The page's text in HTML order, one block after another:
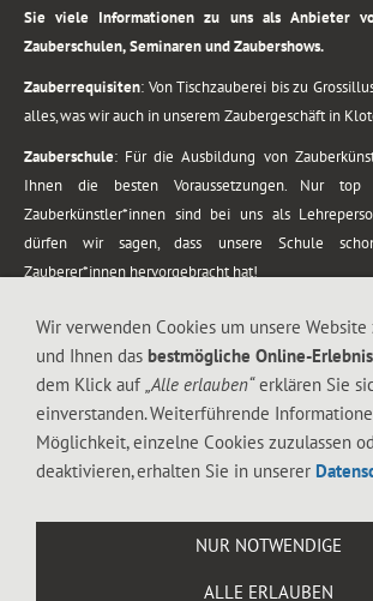
Sie viele Informationen zu uns als Anbieter
Zauberschulen, Seminaren und Zaubershows.
Zauberrequisiten: Von Tischzauberei bis zu
alles, was wir auch in unserem Zaubergeschäft in
Zauberschule: Für die Ausbildung von
Ihnen die besten Voraussetzungen. Nur top
Zauberkünstler*innen sind bei uns als
dürfen wir sagen, dass unsere Schule
Zauberer*innen hervorgebracht hat!
vom Kinderprogramm bis zur Tischzauberei. Lassen
meiner Zauber-Sprech-Show, angerührt mit
gewürzt mit Gags und visuellen Illusionen wie
Flughafenstrasse 4,
Wir verwenden Cookies um unsere
und Ihnen das bestmögliche Online-Erlebnis
dem Klick auf „Alle erlauben“erklären Sie
einverstanden. Weiterführende
Möglichkeit, einzelne Cookies zuzulassen
deaktivieren, erhalten Sie in unserer
NUR NOTWENDIGE
ALLE ERLAUBEN